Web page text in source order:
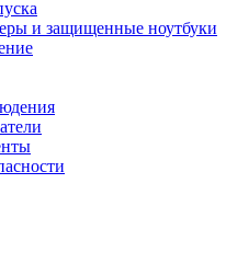
и защищенные ноутбуки